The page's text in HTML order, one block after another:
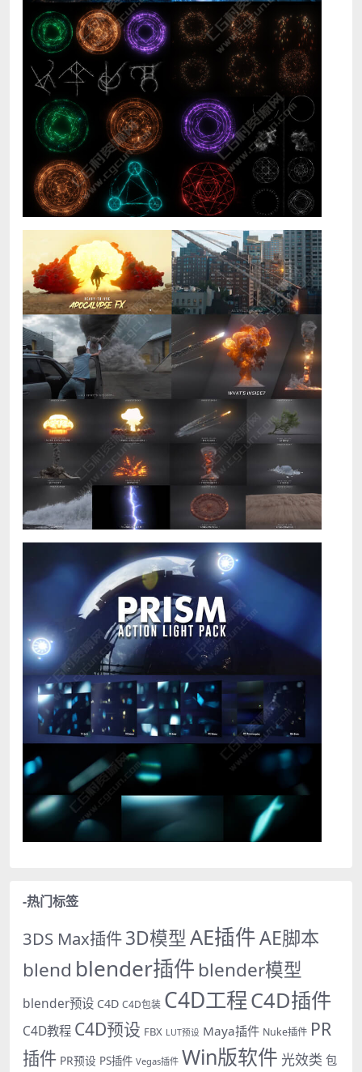
-热门标签
3DS Max插件3D模型AE插件AE脚本
blend blender插件 blender模型
blender预设 C4D C4D包装 C4D工程C4D插件
C4D教程 C4D预设 FBX LUT预设 Maya插件 Nuke插件 PR
插件 PR预设 PS插件 Vegas插件 Win版软件 光效类 包